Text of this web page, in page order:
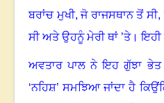
ਬਰਾਂਚ ਮੁਖੀ, ਜੋ ਰਾਜਸਥਾਨ ਤੋਂ
ਸੀ ਅਤੇ ਉਹਨੂੰ ਮੇਰੀ ਥਾਂ ’ਤੇ।ਇਹੀ
ਅਵਤਾਰ ਪਾਲ ਨੇ ਇਹ ਗੁੱਝਾ
‘ਨਹਿਸ਼’ ਸਮਝਿਆ ਜਾਂਦਾ ਹੈ